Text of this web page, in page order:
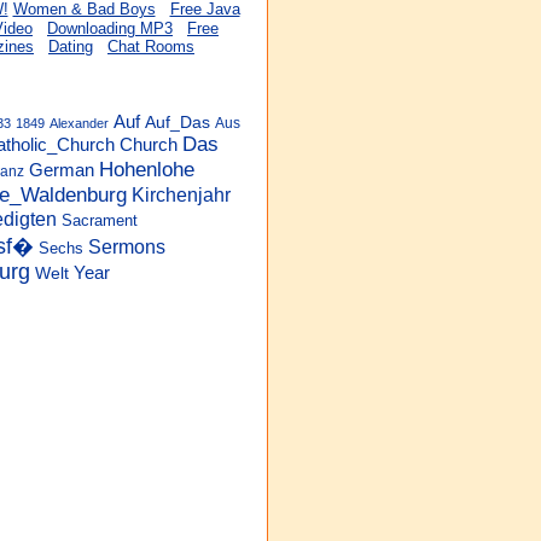
Women & Bad Boys
Free Java
Downloading MP3
Free
Dating Chat Rooms
1849 Alexander Auf Auf_Das Aus
Church Das
German Hohenlohe
Kirchenjahr
Sacrament
Sechs Sermons
Welt Year